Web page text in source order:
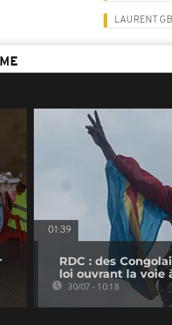
LAURENT
01:39
RDC : des
loi ouvrant la voie
30/07 - 10:18